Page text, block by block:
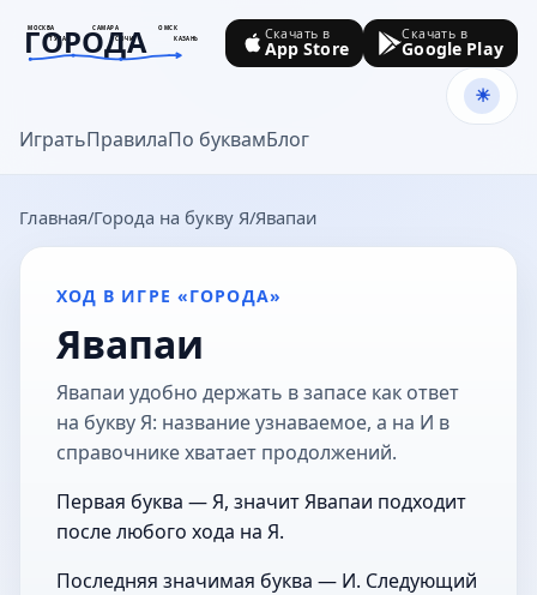
МОСКВА САМАРА
ОМСК
ТУЛА
СОЧИ КАЗАНЬ
ГОРОДА
goroda-na.ru
ИгратьПравилаПо буквамБлог
Скачать в
App Store
Скачать в
Google Play
Главная Города на букву Я Явапаи
ХОД В ИГРЕ «ГОРОДА»
Явапаи
Явапаи удобно держать в запасе как ответ
на букву Я: название узнаваемое, а на И в
справочнике хватает продолжений.
Первая буква — Я, значит Явапаи подходит
после любого хода на Я.
Последняя значимая буква — И. Следующий